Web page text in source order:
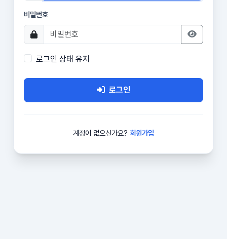
비밀번호
로그인 상태 유지
로그인
계정이 없으신가요? 회원가입